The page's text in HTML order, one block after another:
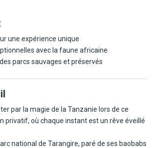
une expérience unique
avec la faune africaine
parcs sauvages et préservés
par la magie de la Tanzanie lors de ce
privatif, où chaque instant est un rêve éveillé
national de Tarangire, paré de ses baobabs